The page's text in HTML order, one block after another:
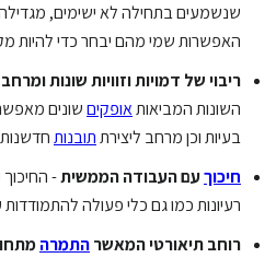
שנשמעים בתחילה לא ישימים,
האפשרות שמי מהם יבחר כדי להיות
ריבוי של דמויות וזוויות שונות
השונות המביאותאופקיםשונים
בעיות וכן מרחב ליצירתתובנות
חיכוךעם העבודה הממשית-
רעיונות כמו גם כלי פעולה
רוחב תיאורטי המאשרהתמרה